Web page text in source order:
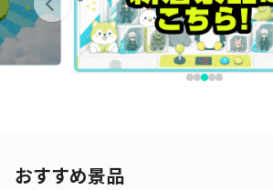
おすすめ景品